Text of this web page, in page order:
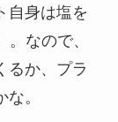
自身は塩を
なので、
るか、プラ
。